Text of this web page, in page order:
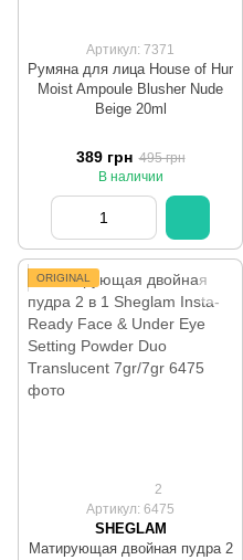
Артикул: 7371
Румяна для лица House of Hur
Moist Ampoule Blusher Nude
Beige 20ml
389 грн 495 грн
В наличии
ORIGINAL
2
Артикул: 6475
SHEGLAM
Матирующая двойная пудра 2